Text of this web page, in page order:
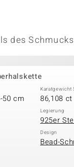
des
50 cm
Karatgewicht
86,108 ct
Legierung
925er
Design
Bead-